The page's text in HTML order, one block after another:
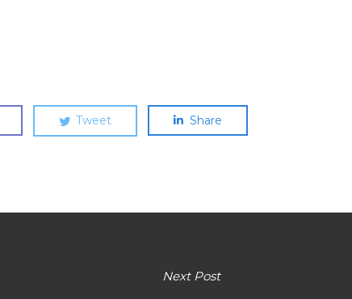
Tweet Share
Next Post